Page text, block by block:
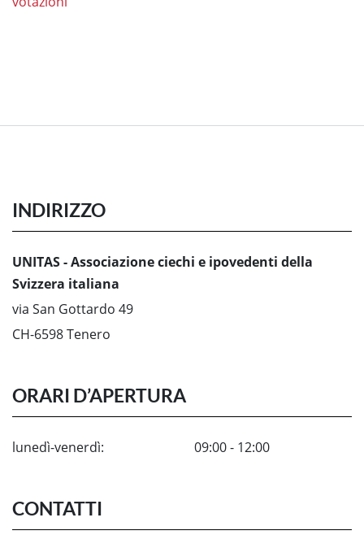
INDIRIZZO
UNITAS - Associazione ciechi e ipovedenti della
Svizzera italiana
via San Gottardo 49
CH-6598 Tenero
ORARI D’APERTURA
lunedì-venerdì: 09:00 - 12:00
CONTATTI